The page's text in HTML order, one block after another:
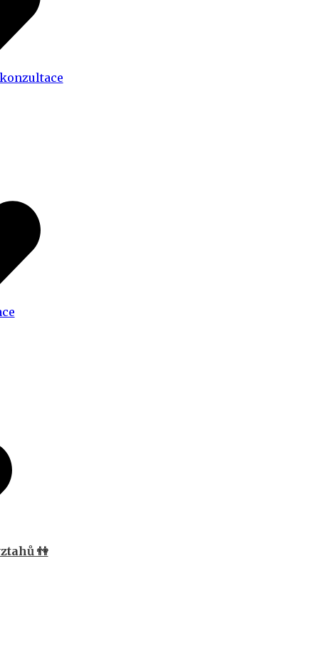
👫